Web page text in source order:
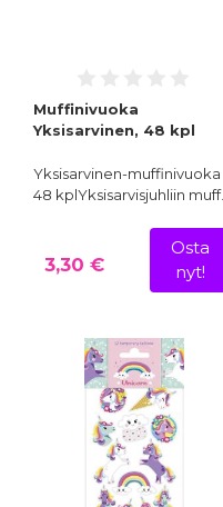
Muffinivuoka
Yksisarvinen, 48 kpl
Yksisarvinen-muffinivuoka
48 kplYksisarvisjuhliin muff…
3,30 €
Osta
nyt!